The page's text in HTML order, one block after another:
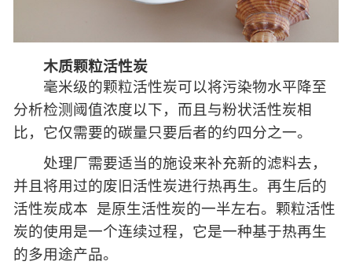
木质颗粒活性炭
毫米级的颗粒活性炭可以将污染物水平降至
分析检测阈值浓度以下，而且与粉状活性炭相
比，它仅需要的碳量只要后者的约四分之一。
处理厂需要适当的施设来补充新的滤料去，
并且将用过的废旧活性炭进行热再生。再生后的
活性炭成本 是原生活性炭的一半左右。颗粒活性
炭的使用是一个连续过程，它是一种基于热再生
的多用途产品。